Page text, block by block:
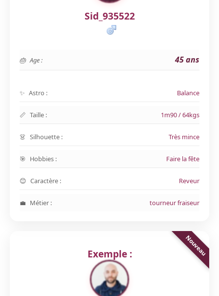
Sid_935522
Age : 45 ans
Astro : Balance
Taille : 1m90 / 64kgs
Silhouette : Très mince
Hobbies : Faire la fête
Caractère : Reveur
Métier : tourneur fraiseur
Exemple :